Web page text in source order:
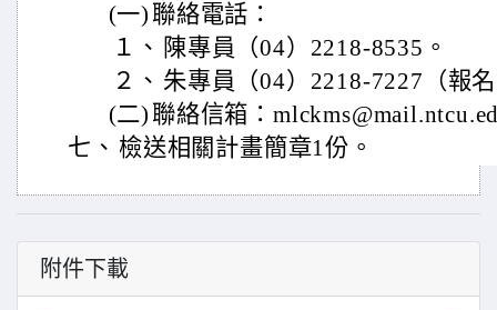
(一) 聯絡電話：
１、 陳專員（04）2218-8535。
２、 朱專員（04）2218-7227（報
(二) 聯絡信箱：
七、 檢送相關計畫簡章1份。
附件下載